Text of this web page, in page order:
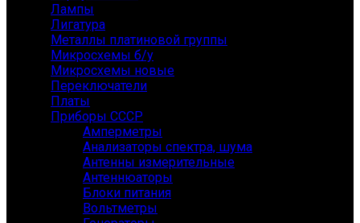
Лампы
Лигатура
Металлы платиновой группы
Микросхемы б/у
Микросхемы новые
Переключатели
Платы
Приборы СССР
Амперметры
Анализаторы спектра, шума
Антенны измерительные
Антеннюаторы
Блоки питания
Вольтметры